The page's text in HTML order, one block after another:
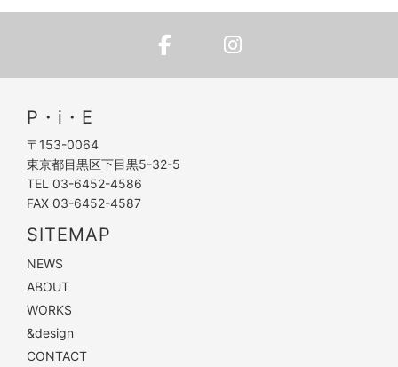
P・i・E
〒153-0064
東京都目黒区下目黒5-32-5
TEL 03-6452-4586
FAX 03-6452-4587
SITEMAP
NEWS
ABOUT
WORKS
&design
CONTACT